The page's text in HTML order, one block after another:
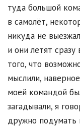
туда большой
в самолёт,
никуда не
и они летят
того, что
мыслили,
моей командой
загадывали, я
дружно подумать